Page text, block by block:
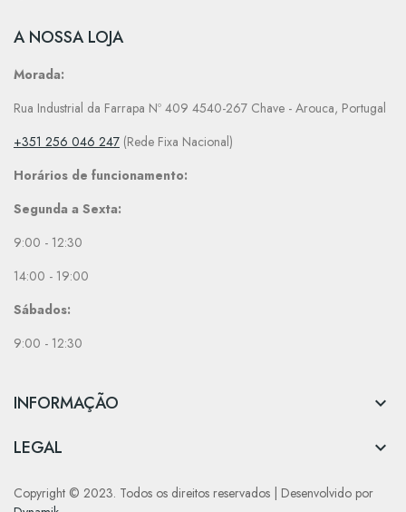
A NOSSA LOJA
Morada:
Rua Industrial da Farrapa Nº 409 4540-267 Chave - Arouca, Portugal
+351 256 046 247 (Rede Fixa Nacional)
Horários de funcionamento:
Segunda a Sexta:
9:00 - 12:30
14:00 - 19:00
Sábados:
9:00 - 12:30
INFORMAÇÃO 
LEGAL 
Copyright © 2023. Todos os direitos reservados | Desenvolvido por